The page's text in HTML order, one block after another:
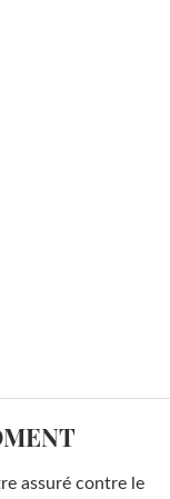
assuré contre le